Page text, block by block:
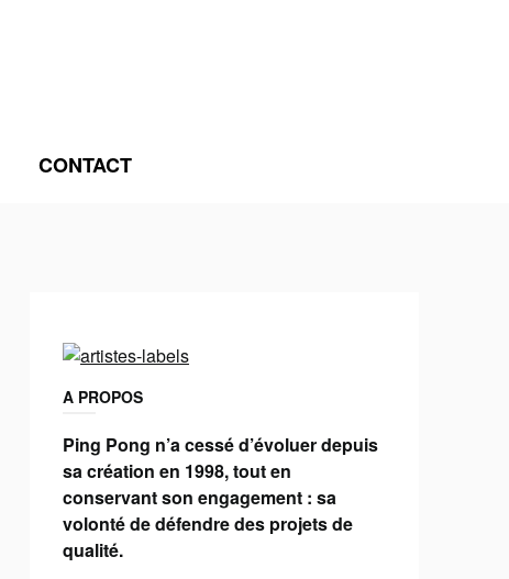
CONTACT
A PROPOS
Ping Pong n’a cessé d’évoluer depuis
sa création en 1998, tout en
conservant son engagement : sa
volonté de défendre des projets de
qualité.